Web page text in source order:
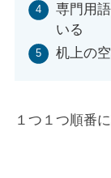
専門用
いる
机上の
１つ１つ順番